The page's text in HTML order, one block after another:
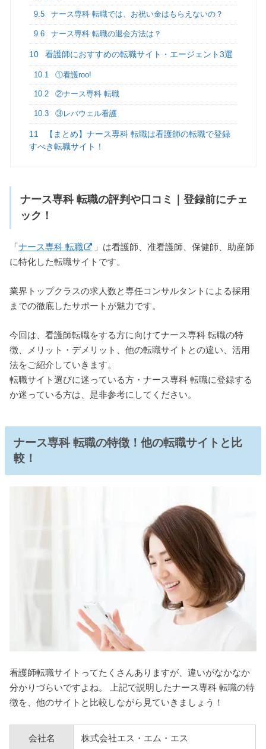
9.5 ナース専科 転職では、お祝い金はもらえないの？
9.6 ナース専科 転職の退会方法は？
10 看護師におすすめの転職サイト・エージェント3選
10.1 ①看護roo!
10.2 ②ナース専科 転職
10.3 ③レバウェル看護
11
【まとめ】ナース専科 転職は看護師の転職で登録
すべき転職サイト！
ナース専科 転職の評判や口コミ｜登録前にチェ
ック！
「ナース専科 転職
」は看護師、准看護師、保健師、助産師
に特化した転職サイトです。
業界トップクラスの求人数と専任コンサルタントによる採用
までの徹底したサポートが魅力です。
今回は、看護師転職をする方に向けてナース専科 転職の特
徴、メリット・デメリット、他の転職サイトとの違い、活用
法をご紹介していきます。
転職サイト選びに迷っている方・ナース専科 転職に登録する
か迷っている方は、是非参考にしてください。
ナース専科 転職の特徴！他の転職サイトと比
較！
看護師転職サイトってたくさんありますが、違いがなかなか
分かりづらいですよね。 上記で説明したナース専科 転職の特
徴を、他のサイトと比較しながら見ていきましょう！
会社名 株式会社エス・エム・エス